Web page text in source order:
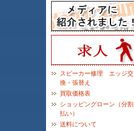
スピーカー修理 エッジ交
換・張替え
買取価格表
ショッピングローン（分割
払い）
送料について